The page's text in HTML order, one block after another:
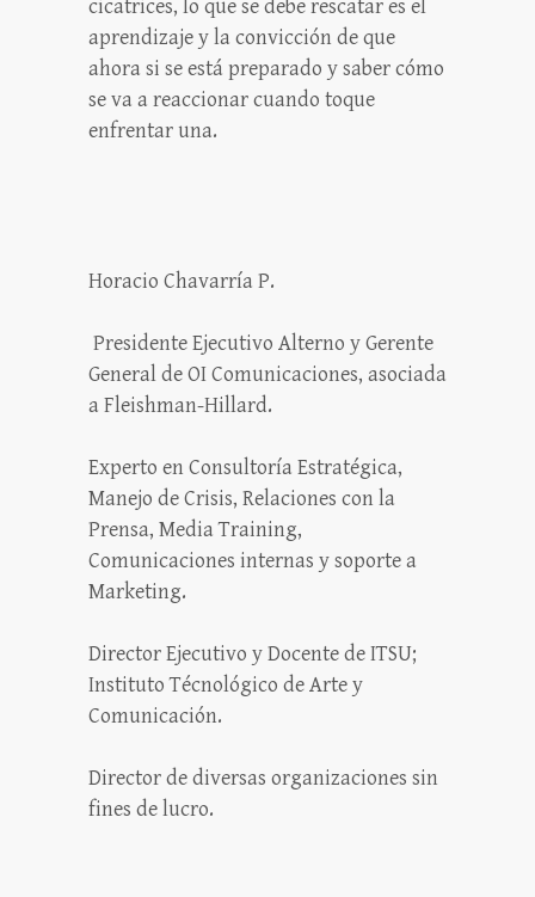
cicatrices, lo que se debe rescatar es el
aprendizaje y la convicción de que
ahora si se está preparado y saber cómo
se va a reaccionar cuando toque
enfrentar una.
Horacio Chavarría P.
Presidente Ejecutivo Alterno y Gerente
General de OI Comunicaciones, asociada
a Fleishman-Hillard.
Experto en Consultoría Estratégica,
Manejo de Crisis, Relaciones con la
Prensa, Media Training,
Comunicaciones internas y soporte a
Marketing.
Director Ejecutivo y Docente de ITSU;
Instituto Técnológico de Arte y
Comunicación.
Director de diversas organizaciones sin
fines de lucro.